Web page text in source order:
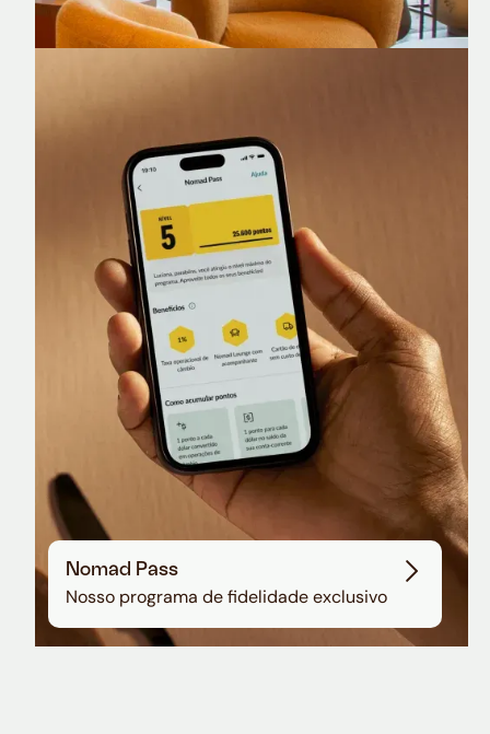
Nomad Lounge
Sala VIP no Aeroporto de Guarulhos
Nomad Pass
Nosso programa de fidelidade exclusivo